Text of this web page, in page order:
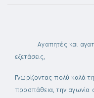
Αγαπητές και
εξετάσεις,
Γνωρίζοντας πολύ καλά
προσπάθεια, την αγωνία